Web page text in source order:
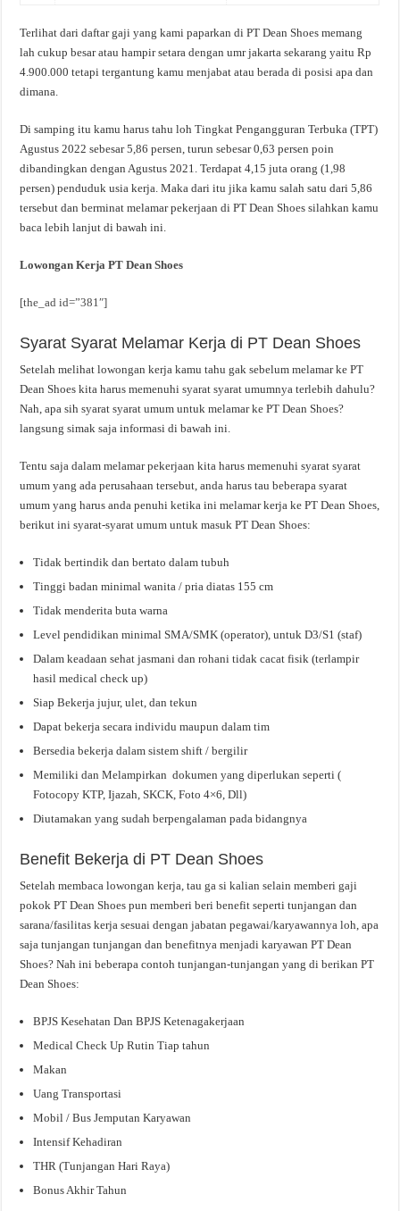
Terlihat dari daftar gaji yang kami paparkan di PT Dean Shoes memang
lah cukup besar atau hampir setara dengan umr jakarta sekarang yaitu Rp
4.900.000 tetapi tergantung kamu menjabat atau berada di posisi apa dan
dimana.
Di samping itu kamu harus tahu loh Tingkat Pengangguran Terbuka (TPT)
Agustus 2022 sebesar 5,86 persen, turun sebesar 0,63 persen poin
dibandingkan dengan Agustus 2021. Terdapat 4,15 juta orang (1,98
persen) penduduk usia kerja. Maka dari itu jika kamu salah satu dari 5,86
tersebut dan berminat melamar pekerjaan di PT Dean Shoes silahkan kamu
baca lebih lanjut di bawah ini.
Lowongan Kerja PT Dean Shoes
[the_ad id=”381″]
Syarat Syarat Melamar Kerja di PT Dean Shoes
Setelah melihat lowongan kerja kamu tahu gak sebelum melamar ke PT
Dean Shoes kita harus memenuhi syarat syarat umumnya terlebih dahulu?
Nah, apa sih syarat syarat umum untuk melamar ke PT Dean Shoes?
langsung simak saja informasi di bawah ini.
Tentu saja dalam melamar pekerjaan kita harus memenuhi syarat syarat
umum yang ada perusahaan tersebut, anda harus tau beberapa syarat
umum yang harus anda penuhi ketika ini melamar kerja ke PT Dean Shoes,
berikut ini syarat-syarat umum untuk masuk PT Dean Shoes:
Tidak bertindik dan bertato dalam tubuh
Tinggi badan minimal wanita / pria diatas 155 cm
Tidak menderita buta warna
Level pendidikan minimal SMA/SMK (operator), untuk D3/S1 (staf)
Dalam keadaan sehat jasmani dan rohani tidak cacat fisik (terlampir
hasil medical check up)
Siap Bekerja jujur, ulet, dan tekun
Dapat bekerja secara individu maupun dalam tim
Bersedia bekerja dalam sistem shift / bergilir
Memiliki dan Melampirkan dokumen yang diperlukan seperti (
Fotocopy KTP, Ijazah, SKCK, Foto 4×6, Dll)
Diutamakan yang sudah berpengalaman pada bidangnya
Benefit Bekerja di PT Dean Shoes
Setelah membaca lowongan kerja, tau ga si kalian selain memberi gaji
pokok PT Dean Shoes pun memberi beri benefit seperti tunjangan dan
sarana/fasilitas kerja sesuai dengan jabatan pegawai/karyawannya loh, apa
saja tunjangan tunjangan dan benefitnya menjadi karyawan PT Dean
Shoes? Nah ini beberapa contoh tunjangan-tunjangan yang di berikan PT
Dean Shoes:
BPJS Kesehatan Dan BPJS Ketenagakerjaan
Medical Check Up Rutin Tiap tahun
Makan
Uang Transportasi
Mobil / Bus Jemputan Karyawan
Intensif Kehadiran
THR (Tunjangan Hari Raya)
Bonus Akhir Tahun